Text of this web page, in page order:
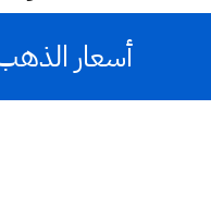
أسعار الذهب